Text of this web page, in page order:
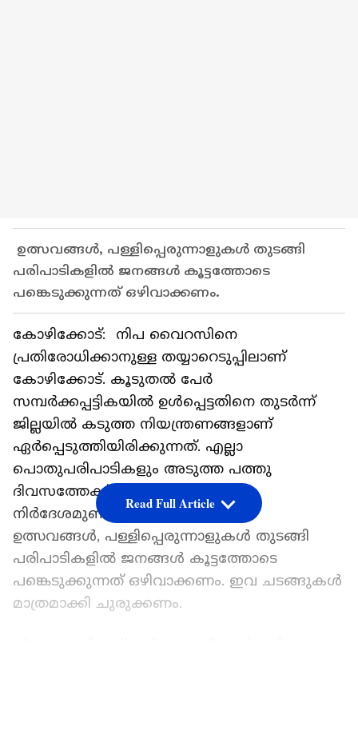
ഉത്സവങ്ങള്‍, പള്ളിപ്പെരുന്നാളുകള്‍ തുടങ്ങി
പരിപാടികളില്‍ ജനങ്ങള്‍ കൂട്ടത്തോടെ
പങ്കെടുക്കുന്നത് ഒഴിവാക്കണം.
കോഴിക്കോട്: നിപ വൈറസിനെ
പ്രതിരോധിക്കാനുള്ള തയ്യാറെടുപ്പിലാണ്
കോഴിക്കോട്. കൂടുതൽ പേർ
സമ്പർക്കപ്പട്ടികയിൽ ഉൾപ്പെട്ടതിനെ തുടർന്ന്
ജില്ലയിൽ കടുത്ത നിയന്ത്രണങ്ങളാണ്
ഏർപ്പെടുത്തിയിരിക്കുന്നത്. എല്ലാ
പൊതുപരിപാടികളും അടുത്ത പത്തു
ദിവസത്തേക്ക് നിർത്തി വെക്കാൻ
നിർദേശമുണ്ട്. അതുപോലെ തന്നെ
ഉത്സവങ്ങള്‍, പള്ളിപ്പെരുന്നാളുകള്‍ തുടങ്ങി
പരിപാടികളില്‍ ജനങ്ങള്‍ കൂട്ടത്തോടെ
പങ്കെടുക്കുന്നത് ഒഴിവാക്കണം. ഇവ ചടങ്ങുകള്‍
മാത്രമാക്കി ചുരുക്കണം.
Read Full Article